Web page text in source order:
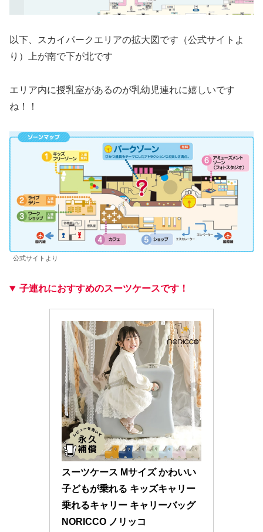
以下、スカイパークエリアの拡大図です（公式サイトよ
り）上が南で下が北です
エリア内に授乳室があるのが乳幼児連れに嬉しいです
ね！！
公式サイトより
子連れにおすすめのスーツケースです！
スーツケース Mサイズ かわいい
子どもが乗れる キッズキャリー
乗れるキャリー キャリーバッグ
NORICCO ノリッコ